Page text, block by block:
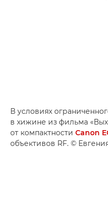
В условиях
в хижине из фильма
от компактности Canon
объективов RF. ©